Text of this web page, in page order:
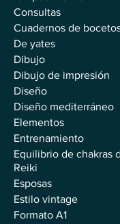
Consultas
Cuadernos de
De yates
Dibujo
Dibujo de impresión
Diseño
Diseño mediterráneo
Elementos
Entrenamiento
Equilibrio de chakras
Reiki
Esposas
Estilo vintage
Formato A1